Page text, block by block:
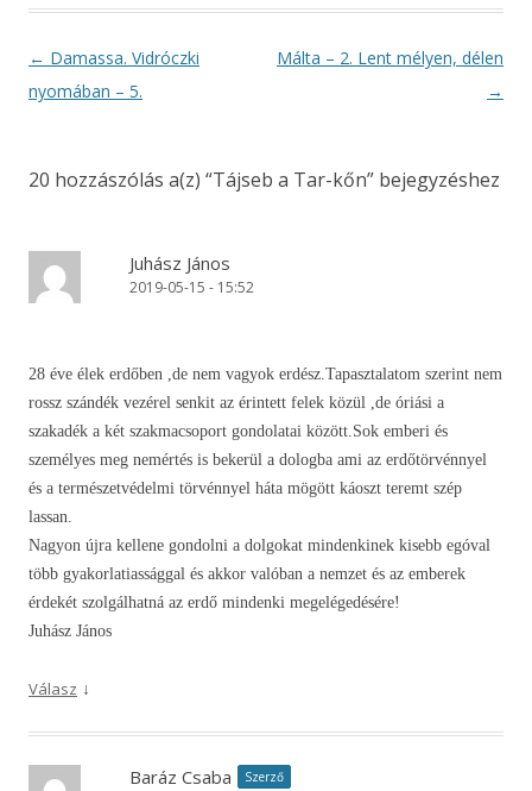
Bejegyzés navigáció
← Damassa. Vidróczki
nyomában – 5.
Málta – 2. Lent mélyen, délen
→
20 hozzászólás a(z) “Tájseb a Tar-kőn” bejegyzéshez
Juhász János
2019-05-15 - 15:52
28 éve élek erdőben ,de nem vagyok erdész.Tapasztalatom szerint nem
rossz szándék vezérel senkit az érintett felek közül ,de óriási a
szakadék a két szakmacsoport gondolatai között.Sok emberi és
személyes meg nemértés is bekerül a dologba ami az erdőtörvénnyel
és a természetvédelmi törvénnyel háta mögött káoszt teremt szép
lassan.
Nagyon újra kellene gondolni a dolgokat mindenkinek kisebb egóval
több gyakorlatiassággal és akkor valóban a nemzet és az emberek
érdekét szolgálhatná az erdő mindenki megelégedésére!
Juhász János
Válasz ↓
Baráz Csaba Szerző